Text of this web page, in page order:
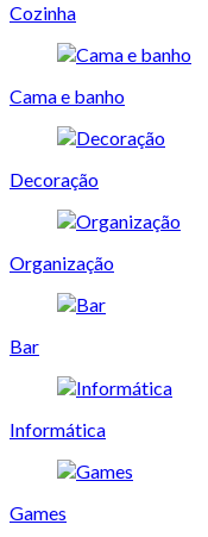
Cozinha
Cama e banho
Decoração
Organização
Bar
Informática
Games